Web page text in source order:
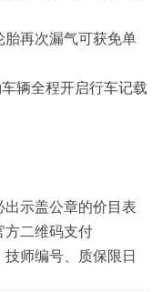
再次漏气可获免单
辆全程开启行车记载
示盖公章的价目表
方二维码支付
师编号、质保限日